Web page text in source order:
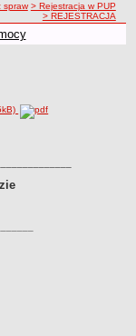
publicznego
PUP Bydgoszcz
spraw > Rejestracja w PUP
> REJESTRACJA